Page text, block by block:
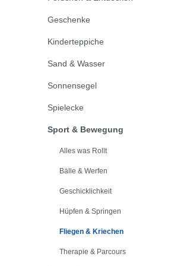
Geschenke
Kinderteppiche
Sand & Wasser
Sonnensegel
Spielecke
Sport & Bewegung
Alles was Rollt
Bälle & Werfen
Geschicklichkeit
Hüpfen & Springen
Fliegen & Kriechen
Therapie & Parcours